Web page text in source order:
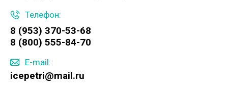
Телефон:
8 (953) 370-53-68
8 (800) 555-84-70
E-mail:
icepetri@mail.ru